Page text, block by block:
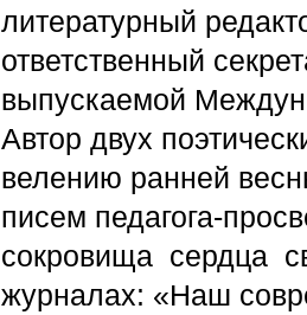
литературный
ответственный
выпускаемой
Автор двух
велению ранней
писем педагога-
сокровища сердца
журналах: «Наш